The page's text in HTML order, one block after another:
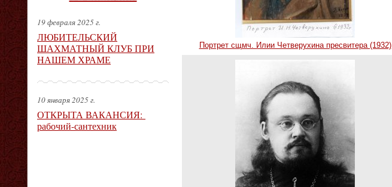
Портрет сщмч. Илии Четверухина пресвитера (1932)
19 февраля 2025 г.
ЛЮБИТЕЛЬСКИЙ
ШАХМАТНЫЙ КЛУБ ПРИ
НАШЕМ ХРАМЕ
10 января 2025 г.
ОТКРЫТА ВАКАНСИЯ:
рабочий-сантехник